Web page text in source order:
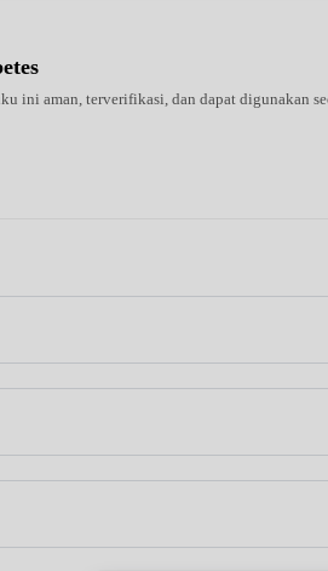
ini aman, terverifikasi, dan dapat digunakan